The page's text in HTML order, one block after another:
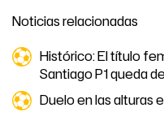
Noticias relacionadas
Histórico: El título
Santiago P1 queda
Duelo en las alturas